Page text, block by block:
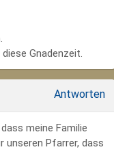
Gnadenzeit.
Antworten
meine Familie
unseren Pfarrer, dass